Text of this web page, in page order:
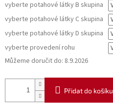
vyberte potahové látky B skupina
vyberte potahové látky C skupina
vyberte potahové látky D skupina
vyberte provedení rohu
Můžeme doručit do: 8.9.2026
Přidat do košíku